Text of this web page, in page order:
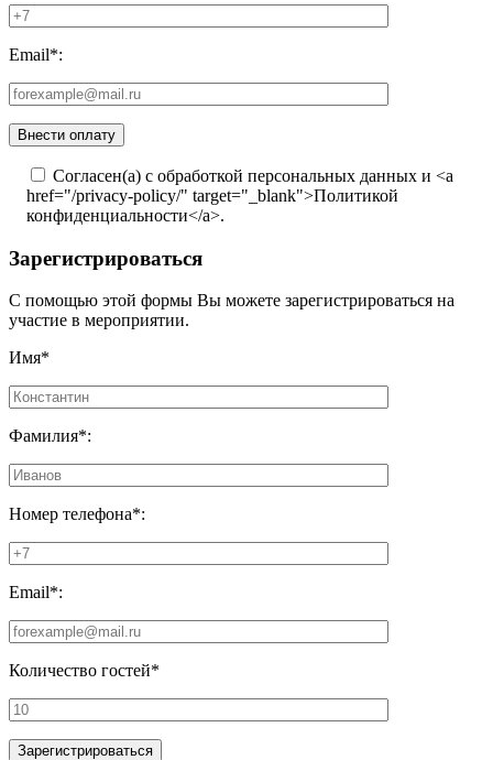
Email*:
Согласен(а) с обработкой персональных данных и <a
href="/privacy-policy/" target="_blank">Политикой
конфиденциальности</a>.
Зарегистрироваться
С помощью этой формы Вы можете зарегистрироваться на
участие в мероприятии.
Имя*
Фамилия*:
Номер телефона*:
Email*:
Количество гостей*